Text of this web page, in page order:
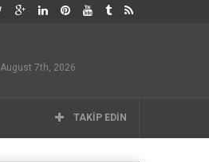
August 7th, 2026
TAKIP EDIN